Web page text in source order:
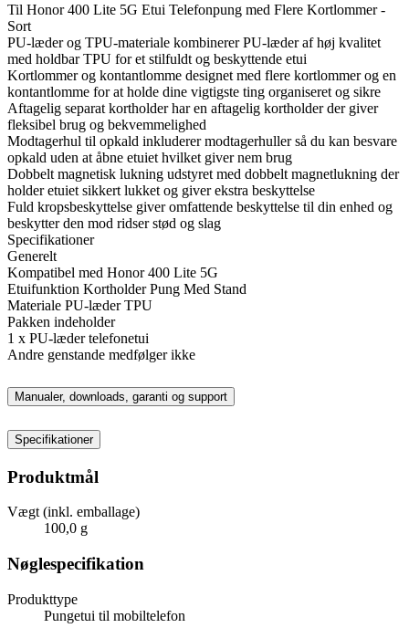
Til Honor 400 Lite 5G Etui Telefonpung med Flere Kortlommer -
Sort
PU-læder og TPU-materiale kombinerer PU-læder af høj kvalitet
med holdbar TPU for et stilfuldt og beskyttende etui
Kortlommer og kontantlomme designet med flere kortlommer og en
kontantlomme for at holde dine vigtigste ting organiseret og sikre
Aftagelig separat kortholder har en aftagelig kortholder der giver
fleksibel brug og bekvemmelighed
Modtagerhul til opkald inkluderer modtagerhuller så du kan besvare
opkald uden at åbne etuiet hvilket giver nem brug
Dobbelt magnetisk lukning udstyret med dobbelt magnetlukning der
holder etuiet sikkert lukket og giver ekstra beskyttelse
Fuld kropsbeskyttelse giver omfattende beskyttelse til din enhed og
beskytter den mod ridser stød og slag
Specifikationer
Generelt
Kompatibel med Honor 400 Lite 5G
Etuifunktion Kortholder Pung Med Stand
Materiale PU-læder TPU
Pakken indeholder
1 x PU-læder telefonetui
Andre genstande medfølger ikke
Manualer, downloads, garanti og support
Specifikationer
Produktmål
Vægt (inkl. emballage)
100,0 g
Nøglespecifikation
Produkttype
Pungetui til mobiltelefon